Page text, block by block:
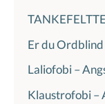
Er du Ordblind
Laliofobi –
Klaustrofobi –